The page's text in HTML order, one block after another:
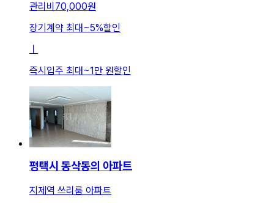
관리비 70,000원
장기계약 최대 ~5%할인
즉시입주 최대 ~1만 원할인
평택시 동삭동의 아파트
지제역 쓰리룸 아파트